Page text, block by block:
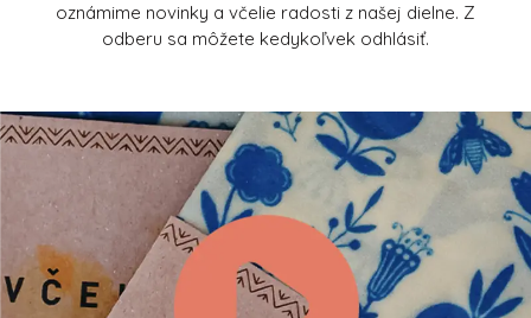
oznámime novinky a včelie radosti z našej dielne. Z
odberu sa môžete kedykoľvek odhlásiť.